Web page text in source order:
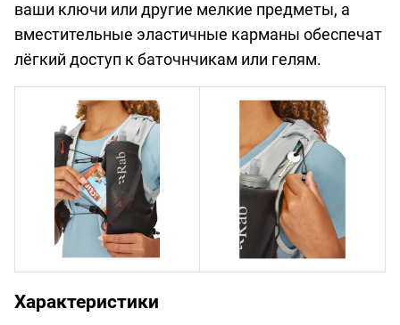
ваши ключи или другие мелкие предметы, а
вместительные эластичные карманы обеспечат
лёгкий доступ к баточнчикам или гелям.
Характеристики